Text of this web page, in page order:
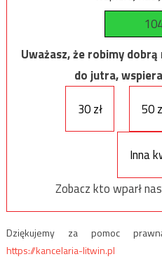
Uważasz, że robimy
do jutra,
30 zł
50
Inna
Zobacz kto wparł
Dziękujemy za pomoc
https://kancelaria-litwin.pl